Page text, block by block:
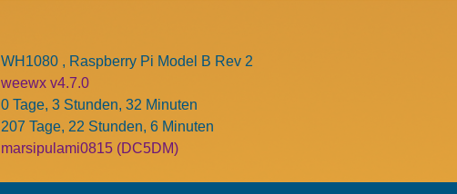
WH1080 , Raspberry Pi Model B Rev 2
weewx v4.7.0
0 Tage, 3 Stunden, 32 Minuten
207 Tage, 22 Stunden, 6 Minuten
marsipulami0815 (DC5DM)